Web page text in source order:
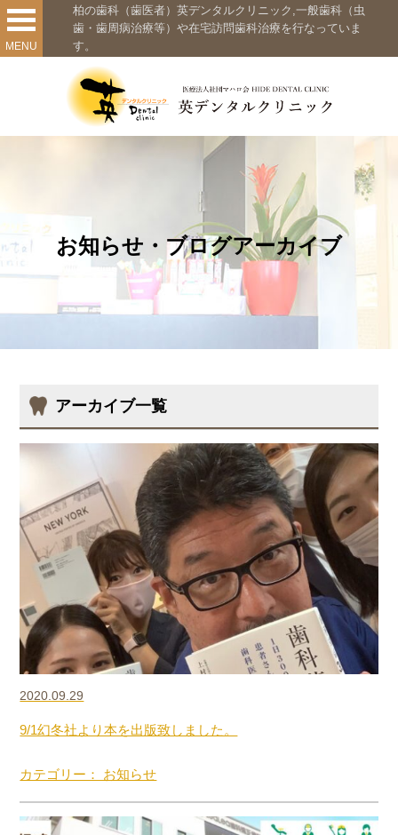
MENU
柏の歯科（歯医者）英デンタルクリニック,一般歯科（虫
歯・歯周病治療等）や在宅訪問歯科治療を行なっていま
す。
お知らせ・ブログアーカイブ
アーカイブ一覧
2020.09.29
9/1幻冬社より本を出版致しました。
カテゴリー： お知らせ